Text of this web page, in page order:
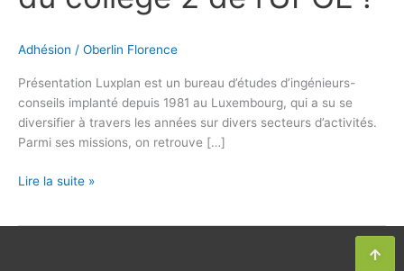
Adhésion / Oberlin Florence
Présentation Luxplan est un bureau d’études d’ingénieurs-
conseils implanté depuis 1981 au Luxembourg, qui a su se
diversifier à travers les années sur divers secteurs d’activités.
Parmi ses missions, on retrouve […]
Lire la suite »